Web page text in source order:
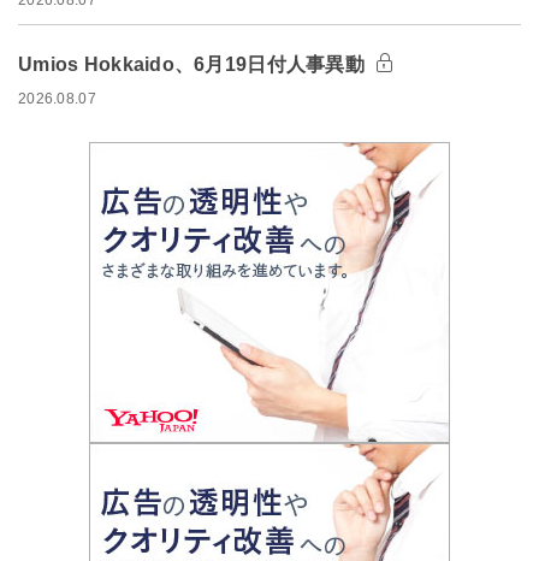
Umios Hokkaido、6月19日付人事異動
2026.08.07